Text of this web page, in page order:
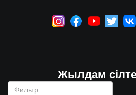
Жылдам